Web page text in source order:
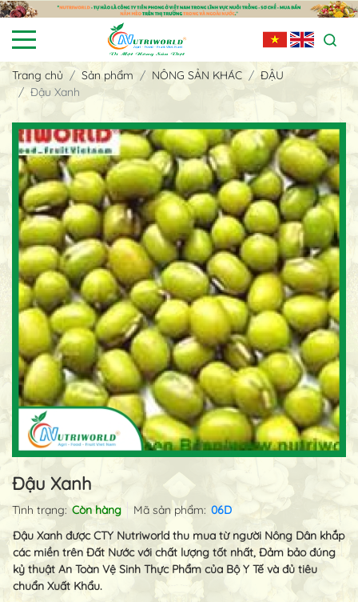
Trang chủ Sản phẩm NÔNG SẢN KHÁC
ĐẬU
Đậu Xanh
Đậu Xanh
Tình trạng: Còn hàng Mã sản phẩm: 06D
Đậu Xanh được CTY Nutriworld thu mua từ người Nông Dân khắp
các miền trên Đất Nước với chất lượng tốt nhất, Đảm bảo đúng
kỷ thuật An Toàn Vệ Sinh Thực Phẩm của Bộ Y Tế và đủ tiêu
chuẩn Xuất Khẩu.